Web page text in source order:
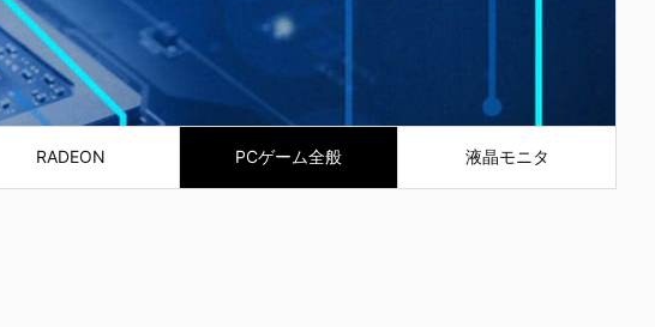
RADEON PCゲーム全般 液晶モニタ